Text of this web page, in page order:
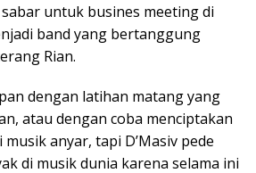
untuk busines meeting di
band yang bertanggung
Rian.
dengan latihan matang yang
atau dengan coba menciptakan
anyar, tapi D’Masiv pede
di musik dunia karena selama ini